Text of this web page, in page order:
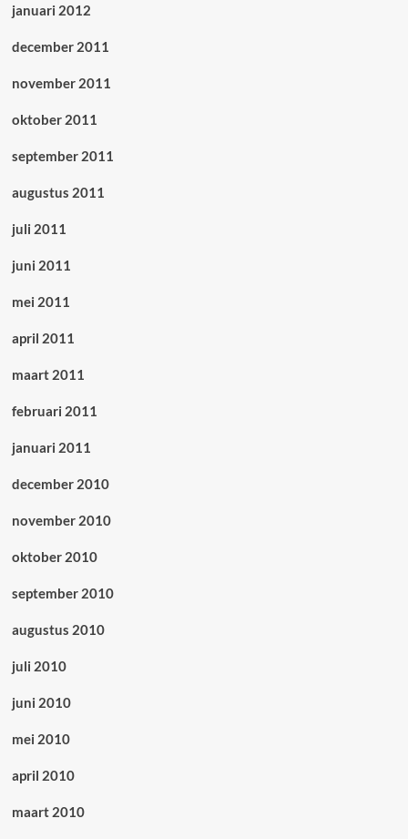
januari 2012
december 2011
november 2011
oktober 2011
september 2011
augustus 2011
juli 2011
juni 2011
mei 2011
april 2011
maart 2011
februari 2011
januari 2011
december 2010
november 2010
oktober 2010
september 2010
augustus 2010
juli 2010
juni 2010
mei 2010
april 2010
maart 2010